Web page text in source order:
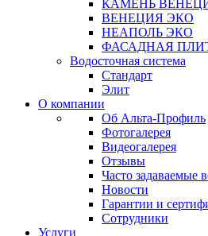
КАМЕНЬ
ВЕНЕЦИЯ ЭКО
НЕАПОЛЬ ЭКО
ФАСАДНАЯ
Водосточная система
Стандарт
Элит
О компании
Об Альта-Профиль
Фотогалерея
Видеогалерея
Отзывы
Часто задаваемые
Новости
Гарантии и
Сотрудники
Услуги